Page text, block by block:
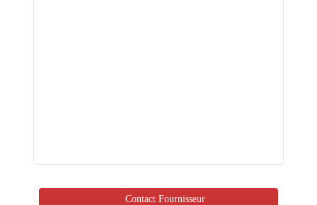
Contact Fournisseur